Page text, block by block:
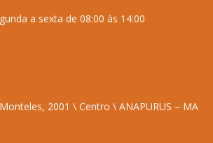
a sexta de 08:00 às 14:00
2001 \ Centro \ ANAPURUS – MA